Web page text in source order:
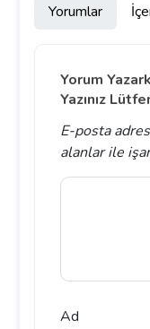
Yorumlar
Yorum
Yazınız
E-posta
alanlarile
Ad